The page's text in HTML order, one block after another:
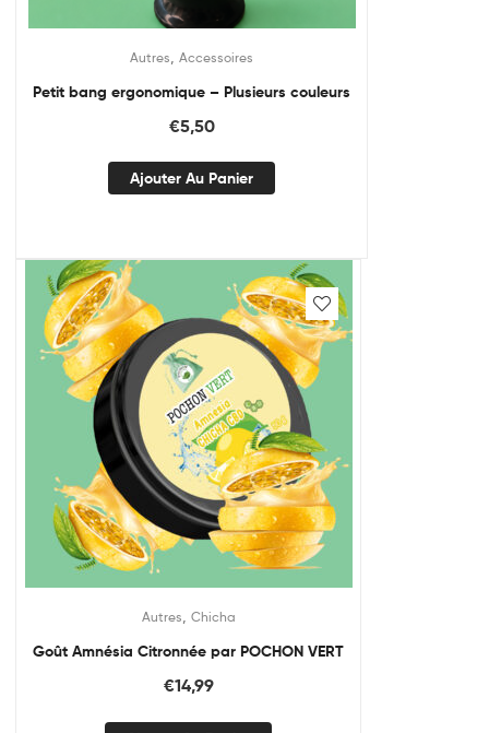
Autres Accessoires
Petit bang ergonomique – Plusieurs couleurs
€5,50
Ajouter Au Panier
Autres Chicha
Goût Amnésia Citronnée par POCHON VERT
€14,99